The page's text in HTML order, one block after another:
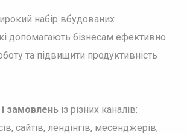
набір вбудованих
допомагають бізнесам ефективно
та підвищити продуктивність
замовлень із різних каналів:
сайтів, лендінгів, месенджерів,